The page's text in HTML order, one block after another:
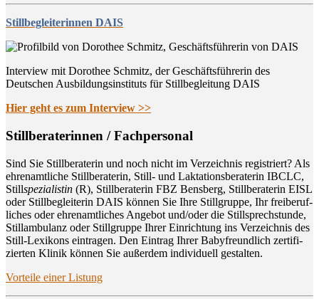
Stillbegleiterinnen DAIS
Interview mit Dorothee Schmitz, der Geschäftsführerin des
Deutschen Ausbildungsinstituts für Stillbegleitung DAIS
Hier geht es zum Interview >>
Still­be­ra­te­rin­nen / Fachpersonal
Sind Sie Still­be­ra­te­rin und noch nicht im Ver­zeich­nis regis­triert? Als
ehren­amt­li­che Still­be­ra­te­rin, Still- und Lak­ta­ti­ons­be­ra­te­rin IBCLC,
Stillspe­zia­lis­tin (R), Still­be­ra­te­rin FBZ Bens­berg, Still­be­ra­te­rin EISL
oder Still­be­glei­te­rin DAIS kön­nen Sie Ihre Still­grup­pe, Ihr frei­be­ruf­
li­ches oder ehren­amt­li­ches Ange­bot und/oder die Still­sprech­stun­de,
Still­am­bu­lanz oder Still­grup­pe Ihrer Ein­rich­tung ins Ver­zeich­nis des
Still-Lexi­kons ein­tra­gen. Den Ein­trag Ihrer Baby­freund­lich zer­ti­fi­
zier­ten Kli­nik kön­nen Sie außer­dem indi­vi­du­ell gestalten.
Vor­tei­le einer Listung